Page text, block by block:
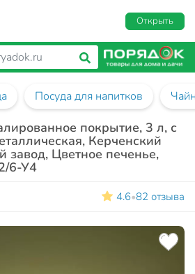
Открыть
Посуда для напитков
покрытие, 3 л, с
Керченский
завод, Цветное печенье,
6-У4
4.6•82 отзыва